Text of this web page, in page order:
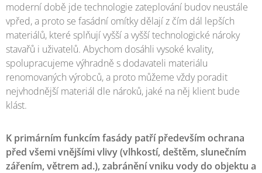
moderní době jde technologie zateplování budov neustále
vpřed, a proto se fasádní omítky dělají z čím dál lepších
materiálů, které splňují vyšší a vyšší technologické nároky
stavařů i uživatelů. Abychom dosáhli vysoké kvality,
spolupracujeme výhradně s dodavateli materiálu
renomovaných výrobců, a proto můžeme vždy poradit
nejvhodnější materiál dle nároků, jaké na něj klient bude
klást.
K primárním funkcím fasády patří především ochrana
před všemi vnějšími vlivy (vlhkostí, deštěm, slunečním
zářením, větrem ad.), zabránění vniku vody do objektu a